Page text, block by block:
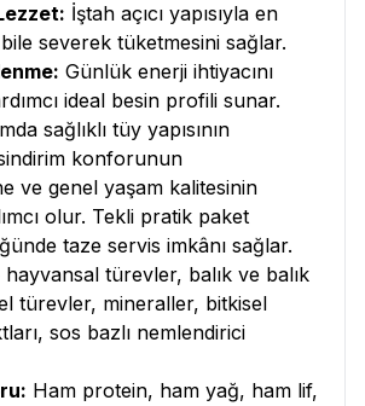
İştah açıcı yapısıyla en
severek tüketmesini sağlar.
Günlük enerji ihtiyacını
ideal besin profili sunar.
sağlıklı tüy yapısının
konforunun
ve genel yaşam kalitesinin
olur. Tekli pratik paket
taze servis imkânı sağlar.
hayvansal türevler, balık ve balık
türevler, mineraller, bitkisel
sos bazlı nemlendirici
Ham protein, ham yağ, ham lif,